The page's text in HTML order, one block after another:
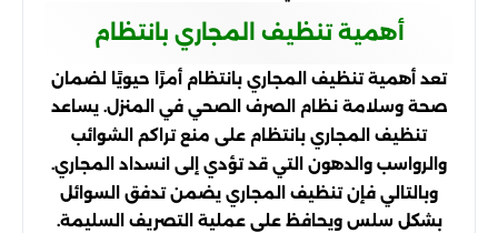
أهمية تنظيف المجاري بانتظام
تعد أهمية تنظيف المجاري بانتظام أمرًا حيويًا لضمان
صحة وسلامة نظام الصرف الصحي في المنزل. يساعد
تنظيف المجاري بانتظام على منع تراكم الشوائب
والرواسب والدهون التي قد تؤدي إلى انسداد المجاري.
وبالتالي فإن تنظيف المجاري يضمن تدفق السوائل
بشكل سلس ويحافظ على عملية التصريف السليمة.